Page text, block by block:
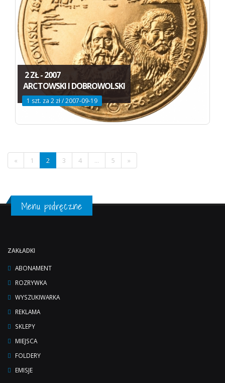
2 ZŁ - 2007
ARCTOWSKI I DOBROWOLSKI
1 szt. za 2 zł / 2007-09-19
« 1 2 3 4 ... 5 »
Menu podręczne
ZAKŁADKI
ABONAMENT
ROZRYWKA
WYSZUKIWARKA
REKLAMA
SKLEPY
MIEJSCA
FOLDERY
EMISJE